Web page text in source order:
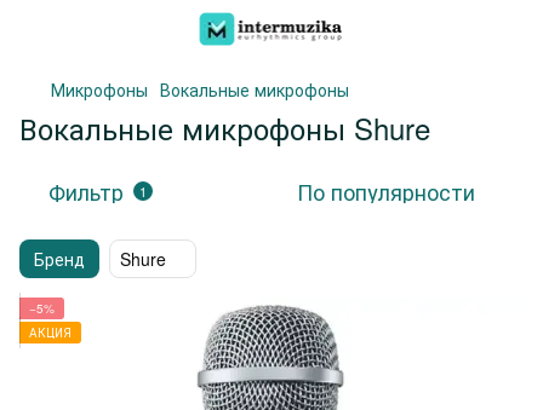
Микрофоны Вокальные микрофоны
Вокальные микрофоны Shure
Фильтр 1 По популярности
Бренд Shure
−5%
АКЦИЯ